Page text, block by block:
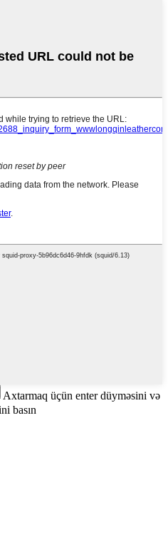
Axtarmaq üçün enter düyməsini və
basın